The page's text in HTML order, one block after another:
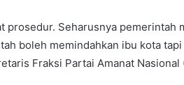
prosedur. Seharusnya pemerintah
boleh memindahkan ibu kota
Fraksi Partai Amanat Nasional